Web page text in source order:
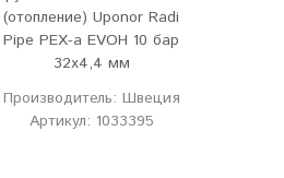
(отопление) Uponor Radi
Pipe PEX-a EVOH 10 бар
32х4,4 мм
Производитель: Швеция
Артикул: 1033395